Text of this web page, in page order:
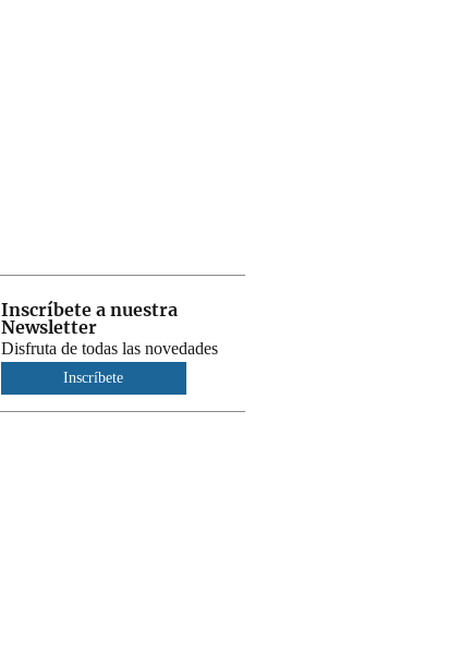
Inscríbete a nuestra
Newsletter
Disfruta de todas las novedades
Inscríbete